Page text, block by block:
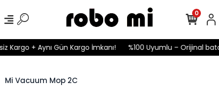
+ Aynı Gün Kargo İmkanı! %100 Uyumlu – Orijinal
0
Mi Vacuum Mop 2C